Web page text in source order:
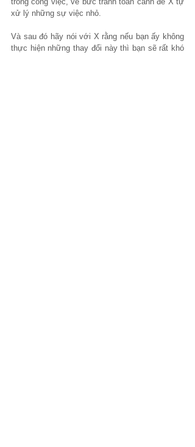
xử lý những sự việc nhỏ.
Và sau đó hãy nói với X rằng nếu bạn ấy không
thực hiện những thay đổi này thì bạn sẽ rất khó